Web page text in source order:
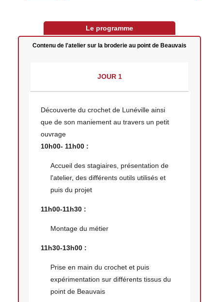
Le programme
Contenu de l'atelier sur la broderie au point de Beauvais
JOUR 1
Découverte du crochet de Lunéville ainsi
que de son maniement au travers un petit
ouvrage
10h00- 11h00 :
Accueil des stagiaires, présentation de
l'atelier, des différents outils utilisés et
puis du projet
11h00-11h30 :
Montage du métier
11h30-13h00 :
Prise en main du crochet et puis
expérimentation sur différents tissus du
point de Beauvais